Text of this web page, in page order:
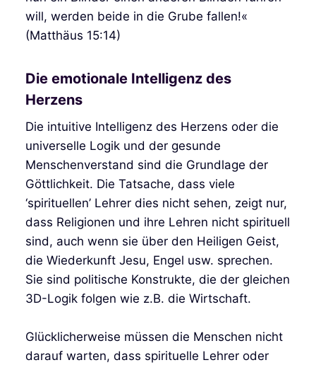
will, werden beide in die Grube fallen!«
(Matthäus 15:14)
Die emotionale Intelligenz des
Herzens
Die intuitive Intelligenz des Herzens oder die
universelle Logik und der gesunde
Menschenverstand sind die Grundlage der
Göttlichkeit. Die Tatsache, dass viele
‘spirituellen’ Lehrer dies nicht sehen, zeigt nur,
dass Religionen und ihre Lehren nicht spirituell
sind, auch wenn sie über den Heiligen Geist,
die Wiederkunft Jesu, Engel usw. sprechen.
Sie sind politische Konstrukte, die der gleichen
3D-Logik folgen wie z.B. die Wirtschaft.
Glücklicherweise müssen die Menschen nicht
darauf warten, dass spirituelle Lehrer oder